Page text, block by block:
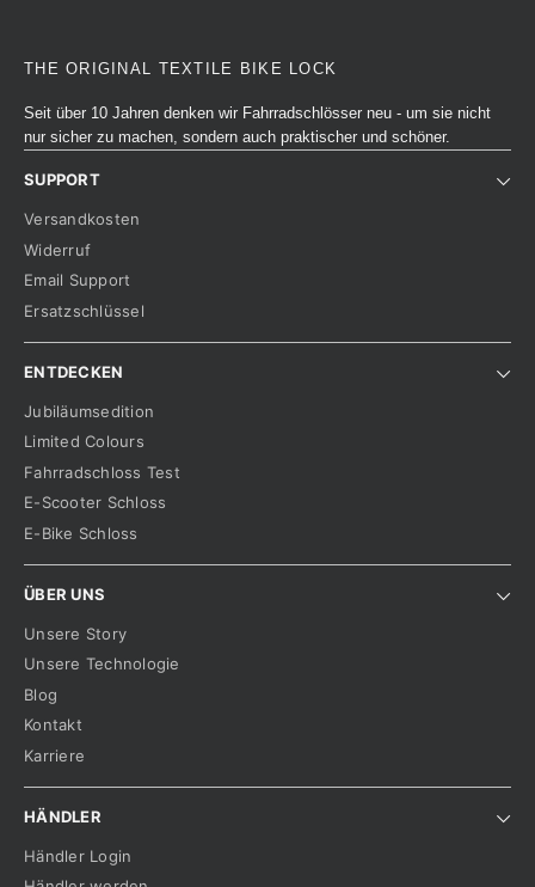
SUPPORT
Versandkosten
Widerruf
Email Support
Ersatzschlüssel
ENTDECKEN
Jubiläumsedition
Limited Colours
Fahrradschloss Test
E-Scooter Schloss
E-Bike Schloss
ÜBER UNS
Unsere Story
Unsere Technologie
Blog
Kontakt
Karriere
HÄNDLER
Händler Login
THE ORIGINAL TEXTILE BIKE LOCK
Seit über 10 Jahren denken wir Fahrradschlösser neu - um sie nicht
nur sicher zu machen, sondern auch praktischer und schöner.